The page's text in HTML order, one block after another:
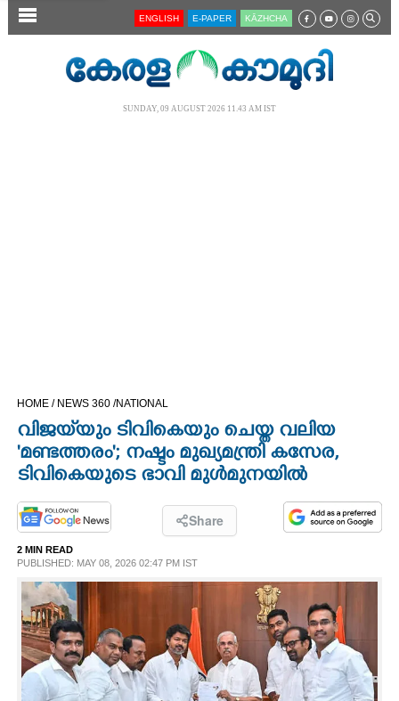
SECTIONS
OPINION
PHOTOS
LIFESTYLE
SPIRITUAL
INFO+
ENGLISH E-PAPER KĀZHCHA
SUNDAY, 09 AUGUST 2026 11.43 AM IST
HOME / NEWS 360 /NATIONAL
വിജയ്‌യും ടിവികെയും ചെയ്ത വലിയ
'മണ്ടത്തരം'; നഷ്ടം മുഖ്യമന്ത്രി കസേര,
ടിവികെയുടെ ഭാവി മുൾമുനയിൽ
Share
2 MIN READ
PUBLISHED: MAY 08, 2026 02:47 PM IST